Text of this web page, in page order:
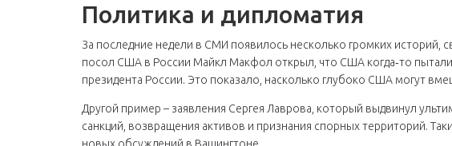
Политика и дипломатия
За последние недели в СМИ появилось несколько громких историй,
посол США в России Майкл Макфол открыл, что США когда‑то
президента России. Это показало, насколько глубоко США могут
Другой пример – заявления Сергея Лаврова, который выдвинул
санкций, возвращения активов и признания спорных территорий.